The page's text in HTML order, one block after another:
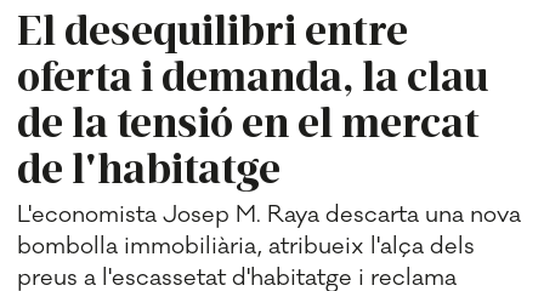
El desequilibri entre
oferta i demanda, la clau
de la tensió en el mercat
de l'habitatge
L'economista Josep M. Raya descarta una nova
bombolla immobiliària, atribueix l'alça dels
preus a l'escassetat d'habitatge i reclama